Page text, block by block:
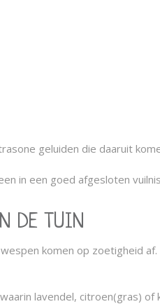
geluiden die daaruit
in een goed afgesloten
DE TUIN
komen op zoetigheid
lavendel, citroen(gras)